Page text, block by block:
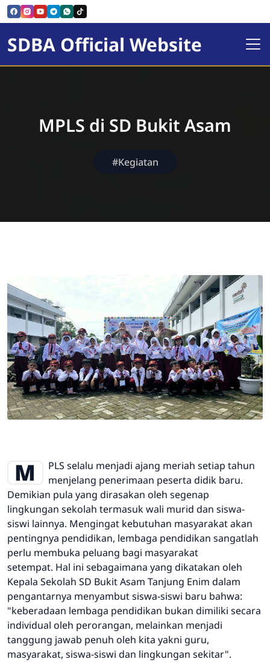
SDBA Official Website
MPLS di SD Bukit Asam
#Kegiatan
MPLS selalu menjadi ajang meriah setiap tahun
menjelang penerimaan peserta didik baru.
Demikian pula yang dirasakan oleh segenap
lingkungan sekolah termasuk wali murid dan siswa-
siswi lainnya. Mengingat kebutuhan masyarakat akan
pentingnya pendidikan, lembaga pendidikan sangatlah
perlu membuka peluang bagi masyarakat
setempat. Hal ini sebagaimana yang dikatakan oleh
Kepala Sekolah SD Bukit Asam Tanjung Enim dalam
pengantarnya menyambut siswa-siswi baru bahwa:
"keberadaan lembaga pendidikan bukan dimiliki secara
individual oleh perorangan, melainkan menjadi
tanggung jawab penuh oleh kita yakni guru,
masyarakat, siswa-siswi dan lingkungan sekitar".